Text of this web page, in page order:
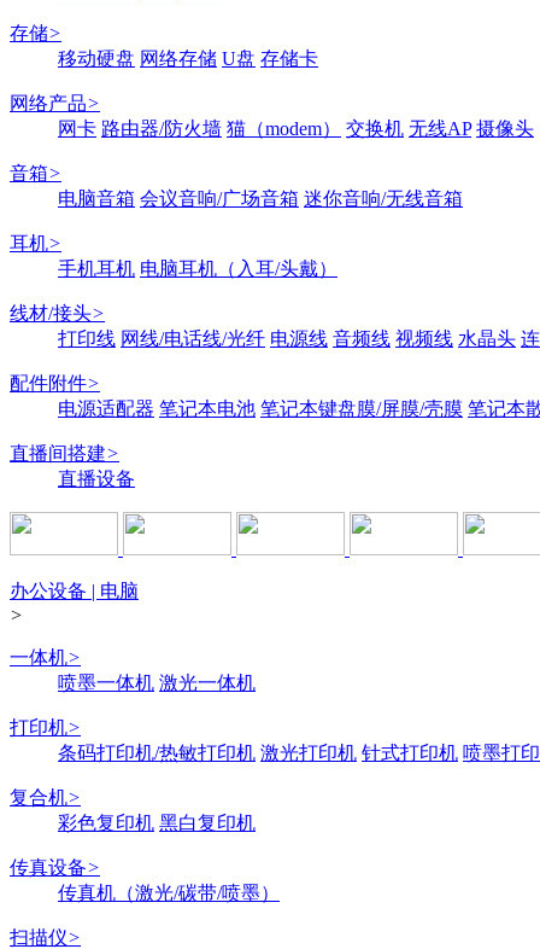
存储>
移动硬盘 网络存储 U盘 存储卡
网络产品>
网卡 路由器/防火墙 猫（modem） 交换机 无线AP 摄像头
音箱>
电脑音箱 会议音响/广场音箱 迷你音响/无线音箱
耳机>
手机耳机 电脑耳机（入耳/头戴）
线材/接头>
打印线 网线/电话线/光纤 电源线 音频线 视频线 水晶头
配件附件>
电源适配器 笔记本电池 笔记本键盘膜/屏膜/壳膜 笔记本
直播间搭建>
直播设备
办公设备 | 电脑
>
一体机>
喷墨一体机 激光一体机
打印机>
条码打印机/热敏打印机 激光打印机 针式打印机 喷墨打
复合机>
彩色复印机 黑白复印机
传真设备>
传真机（激光/碳带/喷墨）
扫描仪>